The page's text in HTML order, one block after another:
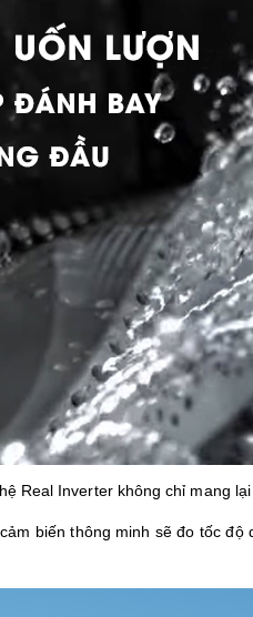
Real Inverter không chỉ mang
biến thông minh sẽ đo tốc